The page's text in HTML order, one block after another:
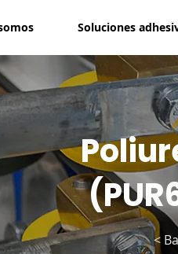
Soluciones
<